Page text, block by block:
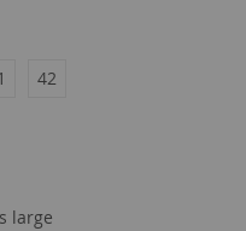
42
large